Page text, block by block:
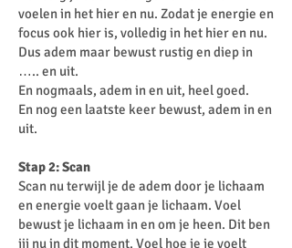
voelen in het hier en nu. Zodat je energie en
focus ook hier is, volledig in het hier en nu.
Dus adem maar bewust rustig en diep in
….. en uit.
En nogmaals, adem in en uit, heel goed.
En nog een laatste keer bewust, adem in en
uit.
Stap 2: Scan
Scan nu terwijl je de adem door je lichaam
en energie voelt gaan je lichaam. Voel
bewust je lichaam in en om je heen. Dit ben
jij nu in dit moment. Voel hoe je je voelt